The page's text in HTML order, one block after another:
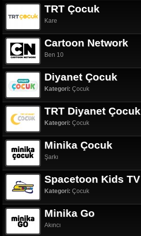
TRT Çocuk
Kare
Cartoon Network
Ben 10
Diyanet Çocuk
Kategori: Çocuk
TRT Diyanet Çocuk
Kategori: Çocuk
Minika Çocuk
Şarkı
Spacetoon Kids TV
Kategori: Çocuk
Minika Go
Akıncı